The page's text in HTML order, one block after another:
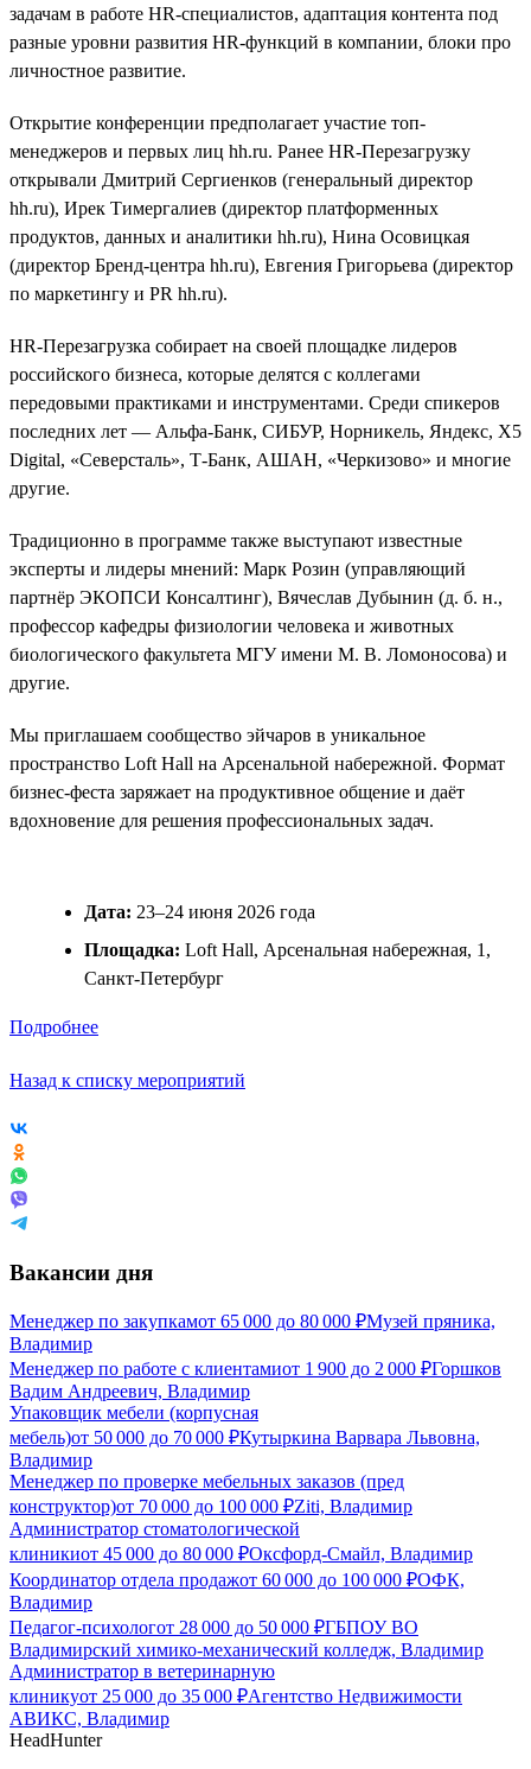
задачам в работе HR-специалистов, адаптация контента под
разные уровни развития HR-функций в компании, блоки про
личностное развитие.
Открытие конференции предполагает участие топ-
менеджеров и первых лиц hh.ru. Ранее HR-Перезагрузку
открывали Дмитрий Сергиенков (генеральный директор
hh.ru), Ирек Тимергалиев (директор платформенных
продуктов, данных и аналитики hh.ru), Нина Осовицкая
(директор Бренд-центра hh.ru), Евгения Григорьева (директор
по маркетингу и PR hh.ru).
HR-Перезагрузка собирает на своей площадке лидеров
российского бизнеса, которые делятся с коллегами
передовыми практиками и инструментами. Среди спикеров
последних лет — Альфа-Банк, СИБУР, Норникель, Яндекс, Х5
Digital, «Северсталь», Т-Банк, АШАН, «Черкизово» и многие
другие.
Традиционно в программе также выступают известные
эксперты и лидеры мнений: Марк Розин (управляющий
партнёр ЭКОПСИ Консалтинг), Вячеслав Дубынин (д. б. н.,
профессор кафедры физиологии человека и животных
биологического факультета МГУ имени М. В. Ломоносова) и
другие.
Мы приглашаем сообщество эйчаров в уникальное
пространство Loft Hall на Арсенальной набережной. Формат
бизнес-феста заряжает на продуктивное общение и даёт
вдохновение для решения профессиональных задач.
Дата: 23–24 июня 2026 года
Площадка: Loft Hall, Арсенальная набережная, 1,
Санкт-Петербург
Подробнее
Назад к списку мероприятий
Вакансии дня
Менеджер по закупкамот 65 000 до 80 000 ₽Музей пряника,
Владимир
Менеджер по работе с клиентамиот 1 900 до 2 000 ₽Горшков
Вадим Андреевич, Владимир
Упаковщик мебели (корпусная
мебель)от 50 000 до 70 000 ₽Кутыркина Варвара Львовна,
Владимир
Менеджер по проверке мебельных заказов (пред
конструктор)от 70 000 до 100 000 ₽Ziti, Владимир
Администратор стоматологической
клиникиот 45 000 до 80 000 ₽Оксфорд-Смайл, Владимир
Координатор отдела продажот 60 000 до 100 000 ₽ОФК,
Владимир
Педагог-психологот 28 000 до 50 000 ₽ГБПОУ ВО
Владимирский химико-механический колледж, Владимир
Администратор в ветеринарную
клиникуот 25 000 до 35 000 ₽Агентство Недвижимости
АВИКС, Владимир
HeadHunter